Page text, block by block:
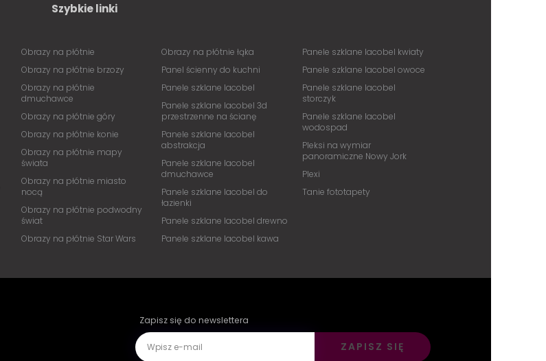
Szybkie linki
Obrazy na płótnie
Obrazy na płótnie brzozy
Obrazy na płótnie
dmuchawce
Obrazy na płótnie góry
Obrazy na płótnie konie
Obrazy na płótnie mapy
świata
Obrazy na płótnie miasto
nocą
Obrazy na płótnie podwodny
świat
Obrazy na płótnie Star Wars
Obrazy na płótnie łąka
Panel ścienny do kuchni
Panele szklane lacobel
Panele szklane lacobel 3d
przestrzenne na ścianę
Panele szklane lacobel
abstrakcja
Panele szklane lacobel
dmuchawce
Panele szklane lacobel do
łazienki
Panele szklane lacobel drewno
Panele szklane lacobel kawa
Panele szklane lacobel kwiaty
Panele szklane lacobel owoce
Panele szklane lacobel
storczyk
Panele szklane lacobel
wodospad
Pleksi na wymiar
panoramiczne Nowy Jork
Plexi
Tanie fototapety
Zapisz się do newslettera
ZAPISZ SIĘ